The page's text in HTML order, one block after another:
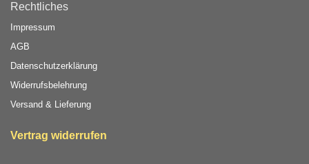
Rechtliches
Impressum
AGB
Datenschutzerklärung
Widerrufsbelehrung
Versand & Lieferung
Vertrag widerrufen